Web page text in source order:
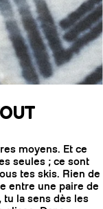
SLAP 104
LITE
SLAP 92
moyens. Et ce
seules ; ce sont
tes skis. Rien de
entre une paire de
tu la sens dès les